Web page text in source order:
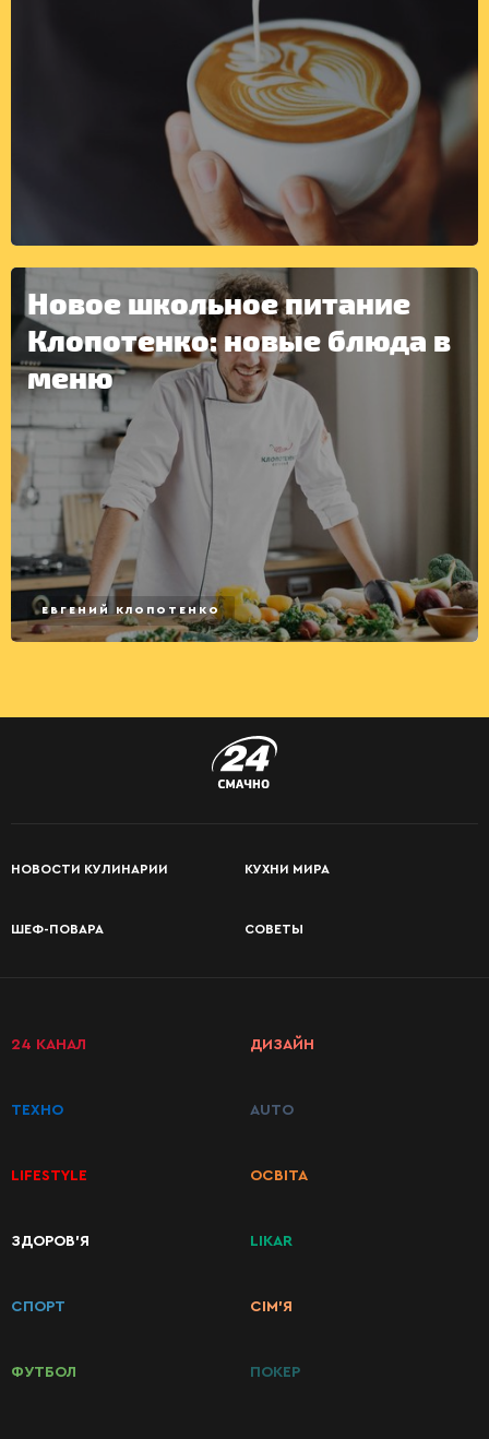
ДРУГОЕ
Новое школьное питание
Клопотенко: новые блюда в
меню
ЕВГЕНИЙ КЛОПОТЕНКО
НОВОСТИ КУЛИНАРИИ КУХНИ МИРА
ШЕФ-ПОВАРА СОВЕТЫ
24 КАНАЛ
ТЕХНО
LIFESTYLE
ЗДОРОВ’Я
СПОРТ
ФУТБОЛ
ДИЗАЙН
AUTO
ОСВІТА
LIKAR
СІМ’Я
ПОКЕР